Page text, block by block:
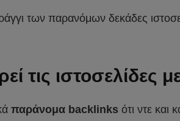
των παρανόμων δεκάδες
τις
παράνομα backlinks ότι ντε και